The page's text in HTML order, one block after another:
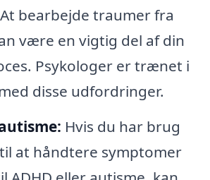
At bearbejde traumer fra
være en vigtig del af din
Psykologer er trænet i
disse udfordringer.
Hvis du har brug
at håndtere symptomer